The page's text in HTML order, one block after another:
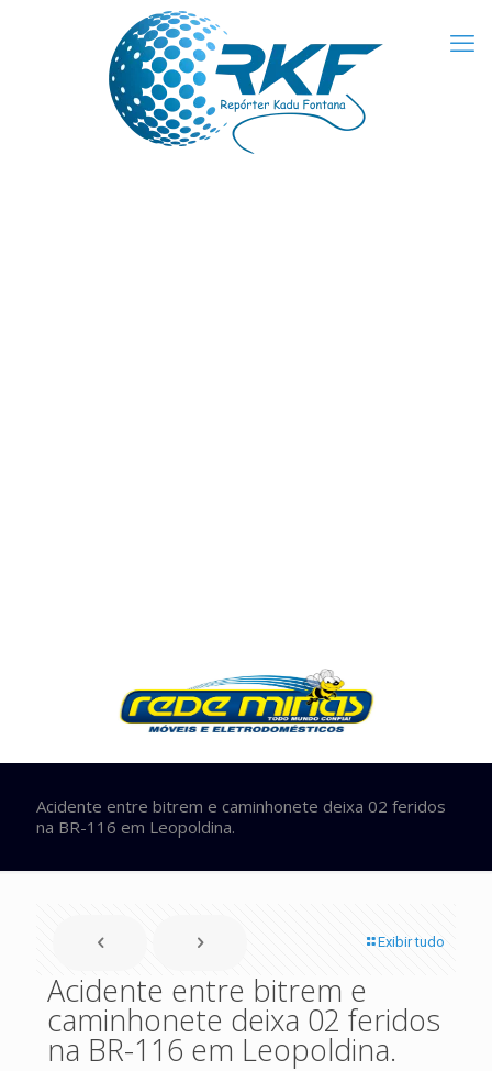
Acidente entre bitrem e caminhonete deixa 02 feridos
na BR-116 em Leopoldina.
Exibir tudo
Acidente entre bitrem e
caminhonete deixa 02 feridos
na BR-116 em Leopoldina.